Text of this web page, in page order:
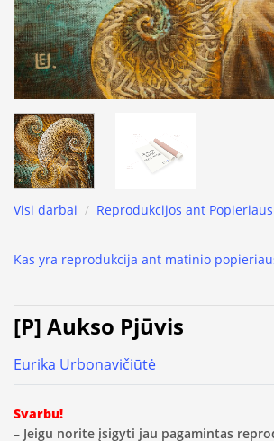
Visi darbai / Reprodukcijos ant Popieriaus
Kas yra reprodukcija ant matinio
[P] Aukso Pjūvis
Eurika Urbonavičiūtė
Svarbu!
– Jeigu norite įsigyti jau pagamintas